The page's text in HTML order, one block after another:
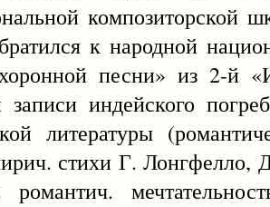
к народной
песни» из 2-й
записи индейского
литературы
стихи Г. Лонгфелло,